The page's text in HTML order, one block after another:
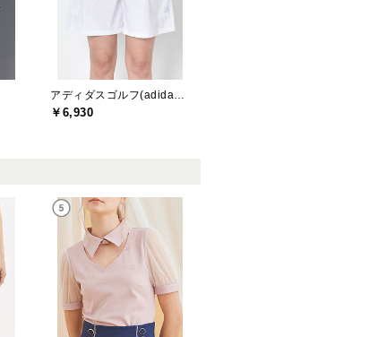
￥6,930